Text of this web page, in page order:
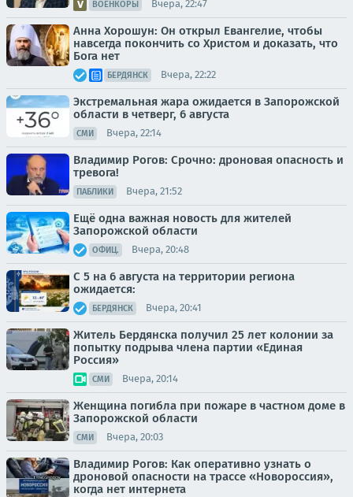
ВОЕНКОРЫ Вчера, 22:47
Анна Хорошун: Он открыл Евангелие, чтобы
навсегда покончить со Христом и доказать, что
Бога нет
БЕРДЯНСК Вчера, 22:22
Экстремальная жара ожидается в Запорожской
области в четверг, 6 августа
СМИ Вчера, 22:14
Владимир Рогов: Срочно: дроновая опасность и
тревога!
ПАБЛИКИ Вчера, 21:52
Ещё одна важная новость для жителей
Запорожской области
ОФИЦ. Вчера, 20:48
С 5 на 6 августа на территории региона
ожидается:
БЕРДЯНСК Вчера, 20:41
Житель Бердянска получил 25 лет колонии за
попытку подрыва члена партии «Единая
Россия»
СМИ Вчера, 20:14
Женщина погибла при пожаре в частном доме в
Запорожской области
СМИ Вчера, 20:03
Владимир Рогов: Как оперативно узнать о
дроновой опасности на трассе «Новороссия»,
когда нет интернета